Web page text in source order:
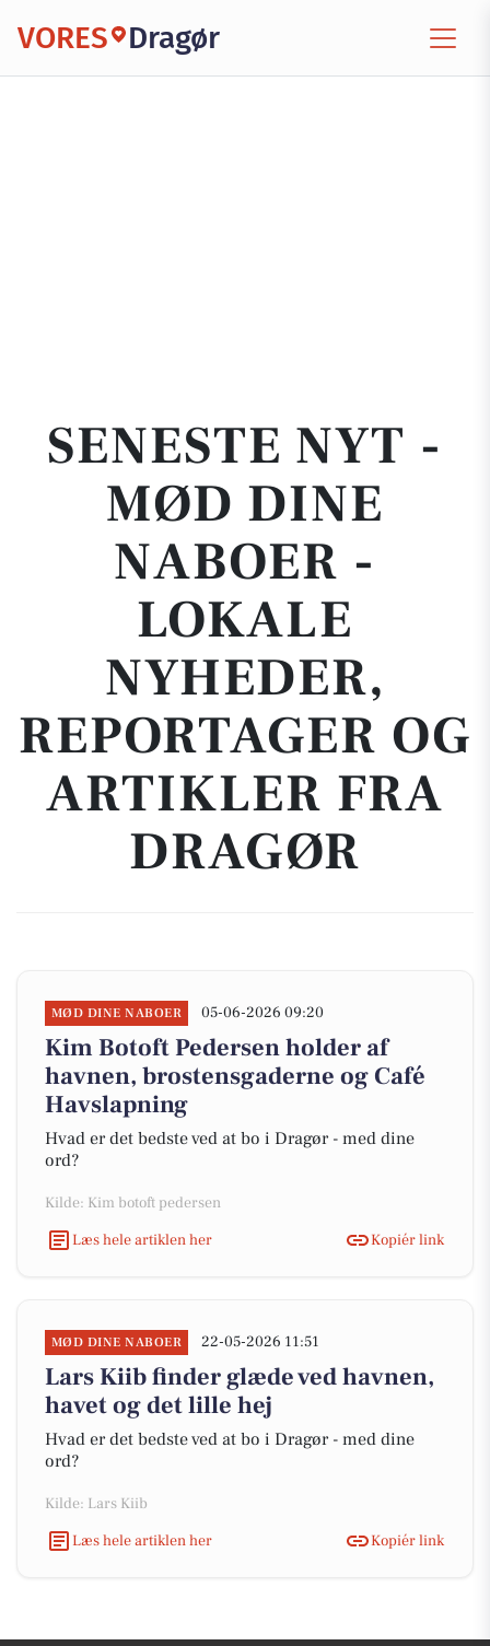
VORES Dragør
SENESTE NYT -
MØD DINE
NABOER -
LOKALE
NYHEDER,
REPORTAGER OG
ARTIKLER FRA
DRAGØR
MØD DINE NABOER 05-06-2026 09:20
Kim Botoft Pedersen holder af
havnen, brostensgaderne og Café
Havslapning
Hvad er det bedste ved at bo i Dragør - med dine
ord?
Kilde: Kim botoft pedersen
Læs hele artiklen her
Kopiér link
MØD DINE NABOER 22-05-2026 11:51
Lars Kiib finder glæde ved havnen,
havet og det lille hej
Hvad er det bedste ved at bo i Dragør - med dine
ord?
Kilde: Lars Kiib
Læs hele artiklen her
Kopiér link